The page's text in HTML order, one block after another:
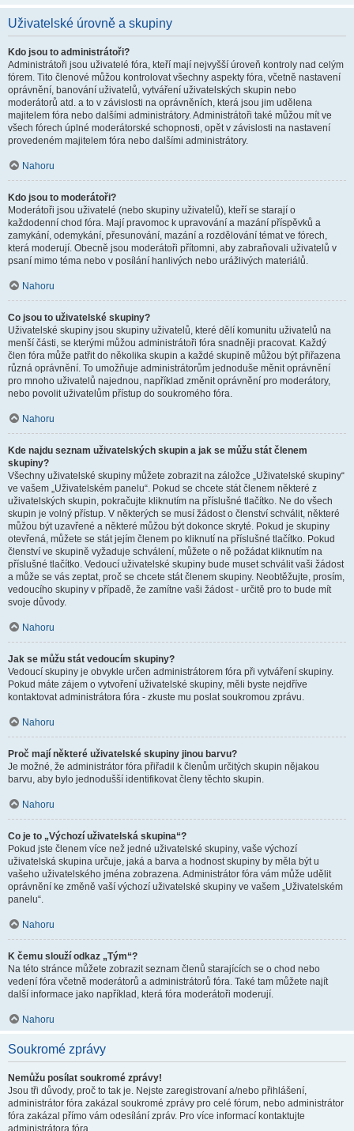
Uživatelské úrovně a skupiny
Kdo jsou to administrátoři?
Administrátoři jsou uživatelé fóra, kteří mají nejvyšší úroveň kontroly nad celým
fórem. Tito členové můžou kontrolovat všechny aspekty fóra, včetně nastavení
oprávnění, banování uživatelů, vytváření uživatelských skupin nebo
moderátorů atd. a to v závislosti na oprávněních, která jsou jim udělena
majitelem fóra nebo dalšími administrátory. Administrátoři také můžou mít ve
všech fórech úplné moderátorské schopnosti, opět v závislosti na nastavení
provedeném majitelem fóra nebo dalšími administrátory.
Nahoru
Kdo jsou to moderátoři?
Moderátoři jsou uživatelé (nebo skupiny uživatelů), kteří se starají o
každodenní chod fóra. Mají pravomoc k upravování a mazání příspěvků a
zamykání, odemykání, přesunování, mazání a rozdělování témat ve fórech,
která moderují. Obecně jsou moderátoři přítomni, aby zabraňovali uživatelů v
psaní mimo téma nebo v posílání hanlivých nebo urážlivých materiálů.
Nahoru
Co jsou to uživatelské skupiny?
Uživatelské skupiny jsou skupiny uživatelů, které dělí komunitu uživatelů na
menší části, se kterými můžou administrátoři fóra snadněji pracovat. Každý
člen fóra může patřit do několika skupin a každé skupině můžou být přiřazena
různá oprávnění. To umožňuje administrátorům jednoduše měnit oprávnění
pro mnoho uživatelů najednou, například změnit oprávnění pro moderátory,
nebo povolit uživatelům přístup do soukromého fóra.
Nahoru
Kde najdu seznam uživatelských skupin a jak se můžu stát členem
skupiny?
Všechny uživatelské skupiny můžete zobrazit na záložce „Uživatelské skupiny“
ve vašem „Uživatelském panelu“. Pokud se chcete stát členem některé z
uživatelských skupin, pokračujte kliknutím na příslušné tlačítko. Ne do všech
skupin je volný přístup. V některých se musí žádost o členství schválit, některé
můžou být uzavřené a některé můžou být dokonce skryté. Pokud je skupiny
otevřená, můžete se stát jejím členem po kliknutí na příslušné tlačítko. Pokud
členství ve skupině vyžaduje schválení, můžete o ně požádat kliknutím na
příslušné tlačítko. Vedoucí uživatelské skupiny bude muset schválit vaši žádost
a může se vás zeptat, proč se chcete stát členem skupiny. Neobtěžujte, prosím,
vedoucího skupiny v případě, že zamítne vaši žádost - určitě pro to bude mít
svoje důvody.
Nahoru
Jak se můžu stát vedoucím skupiny?
Vedoucí skupiny je obvykle určen administrátorem fóra při vytváření skupiny.
Pokud máte zájem o vytvoření uživatelské skupiny, měli byste nejdříve
kontaktovat administrátora fóra - zkuste mu poslat soukromou zprávu.
Nahoru
Proč mají některé uživatelské skupiny jinou barvu?
Je možné, že administrátor fóra přiřadil k členům určitých skupin nějakou
barvu, aby bylo jednodušší identifikovat členy těchto skupin.
Nahoru
Co je to „Výchozí uživatelská skupina“?
Pokud jste členem více než jedné uživatelské skupiny, vaše výchozí
uživatelská skupina určuje, jaká a barva a hodnost skupiny by měla být u
vašeho uživatelského jména zobrazena. Administrátor fóra vám může udělit
oprávnění ke změně vaší výchozí uživatelské skupiny ve vašem „Uživatelském
panelu“.
Nahoru
K čemu slouží odkaz „Tým“?
Na této stránce můžete zobrazit seznam členů starajících se o chod nebo
vedení fóra včetně moderátorů a administrátorů fóra. Také tam můžete najít
další informace jako například, která fóra moderátoři moderují.
Nahoru
Soukromé zprávy
Nemůžu posílat soukromé zprávy!
Jsou tři důvody, proč to tak je. Nejste zaregistrovaní a/nebo přihlášení,
administrátor fóra zakázal soukromé zprávy pro celé fórum, nebo administrátor
fóra zakázal přímo vám odesílání zpráv. Pro více informací kontaktujte
administrátora fóra.